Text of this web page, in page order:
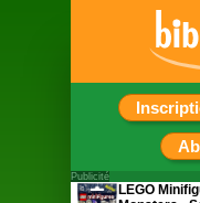
Publicité
LEGO